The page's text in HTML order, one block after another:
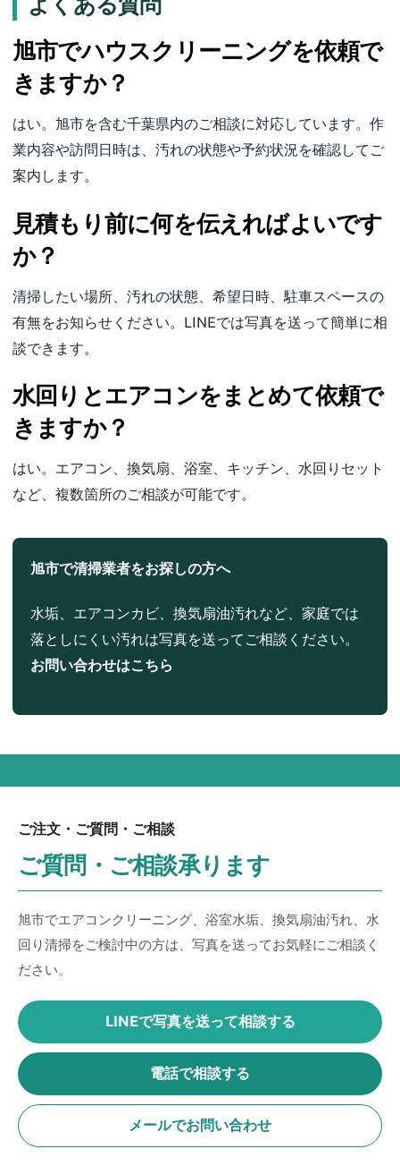
旭市でハウスクリーニングを依頼で
きますか？
はい。旭市を含む千葉県内のご相談に対応しています。作
業内容や訪問日時は、汚れの状態や予約状況を確認してご
案内します。
見積もり前に何を伝えればよいです
か？
清掃したい場所、汚れの状態、希望日時、駐車スペースの
有無をお知らせください。LINEでは写真を送って簡単に相
談できます。
水回りとエアコンをまとめて依頼で
きますか？
はい。エアコン、換気扇、浴室、キッチン、水回りセット
など、複数箇所のご相談が可能です。
旭市で清掃業者をお探しの方へ
水垢、エアコンカビ、換気扇油汚れなど、家庭では
落としにくい汚れは写真を送ってご相談ください。
お問い合わせはこちら
ご注文・ご質問・ご相談
ご質問・ご相談承ります
旭市でエアコンクリーニング、浴室水垢、換気扇油汚れ、水
回り清掃をご検討中の方は、写真を送ってお気軽にご相談く
ださい。
LINEで写真を送って相談する
電話で相談する
メールでお問い合わせ